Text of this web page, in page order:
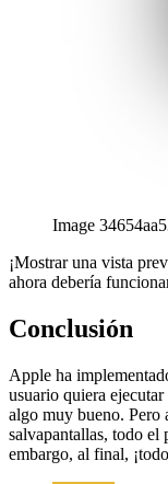
Image
¡Mostrar una vista
ahora debería
Conclusión